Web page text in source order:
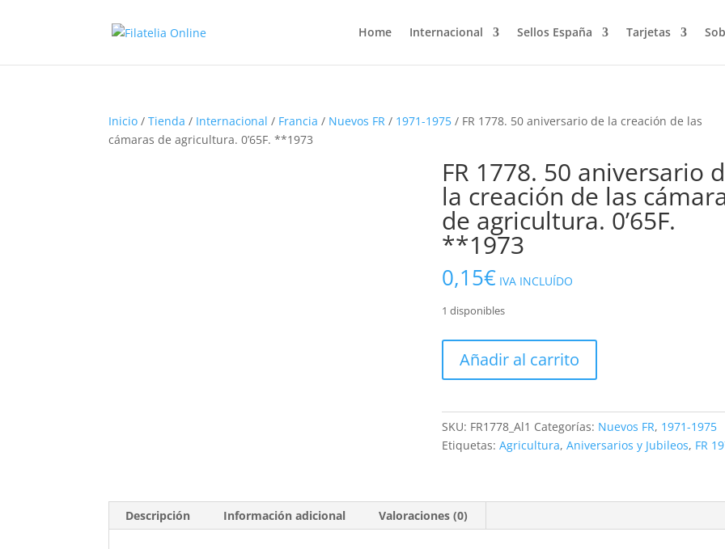
Home Internacional Sellos España Tarjetas
Inicio /Tienda / Internacional / Francia / Nuevos FR / 1971-1975 / FR 1778. 50 aniversario de la creación de las
cámaras de agricultura. 0’65F. **1973
FR 1778. 50 aniversario
la creación de las
de agricultura. 0’65F.
**1973
0,15€ IVA INCLUÍDO
1 disponibles
1778.
50
de
la
cámaras
de
Añadir al carrito
SKU: FR1778_Al1 Categorías: Nuevos FR, 1971-1975
Etiquetas:Agricultura,Aniversarios y Jubileos, FR
Descripción Información adicional Valoraciones (0)